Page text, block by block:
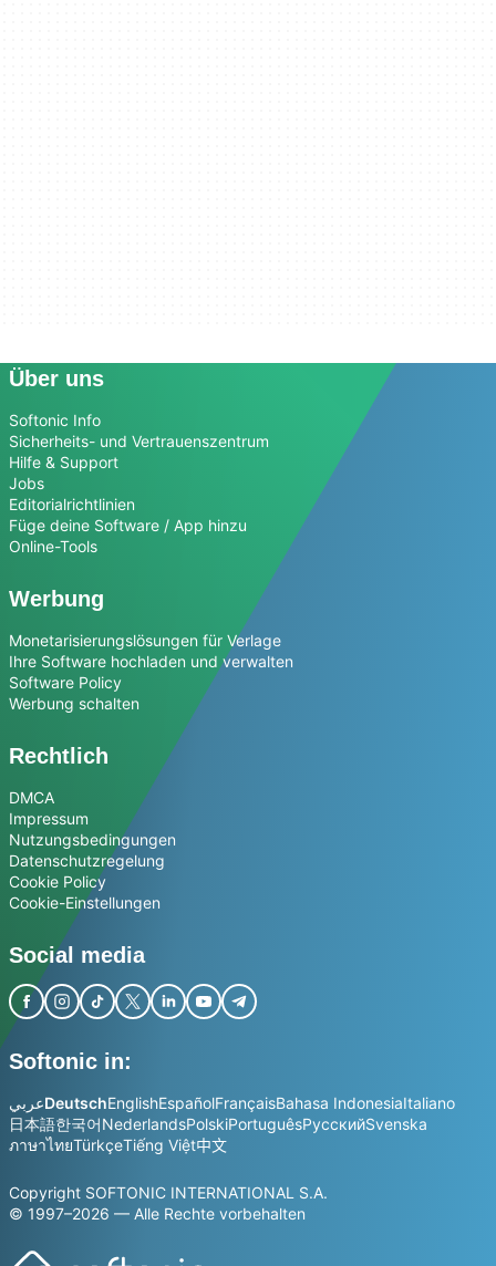
Über uns
Softonic Info
Sicherheits- und Vertrauenszentrum
Hilfe & Support
Jobs
Editorialrichtlinien
Füge deine Software / App hinzu
Online-Tools
Werbung
Monetarisierungslösungen für Verlage
Ihre Software hochladen und verwalten
Software Policy
Werbung schalten
Rechtlich
DMCA
Impressum
Nutzungsbedingungen
Datenschutzregelung
Cookie Policy
Cookie-Einstellungen
Social media
Softonic in:
عربيDeutschEnglishEspañolFrançaisBahasa IndonesiaItaliano
日本語한국어NederlandsPolskiPortuguêsРусскийSvenska
ภาษาไทยTürkçeTiếng Việt中文
Copyright SOFTONIC INTERNATIONAL S.A.
© 1997–2026 — Alle Rechte vorbehalten